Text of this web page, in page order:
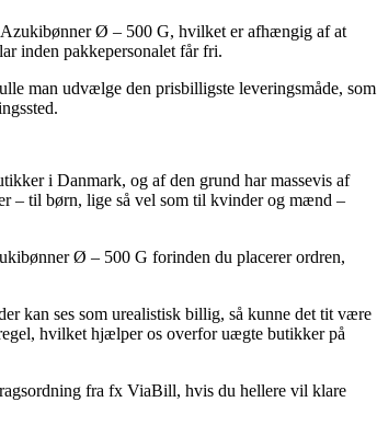
Azukibønner Ø – 500 G, hvilket er afhængig af at
inden pakkepersonalet får fri.
man udvælge den prisbilligste leveringsmåde, som
i Danmark, og af den grund har massevis af
– til børn, lige så vel som til kvinder og mænd –
Ø – 500 G forinden du placerer ordren,
kan ses som urealistisk billig, så kunne det tit være
hvilket hjælper os overfor uægte butikker på
fra fx ViaBill, hvis du hellere vil klare